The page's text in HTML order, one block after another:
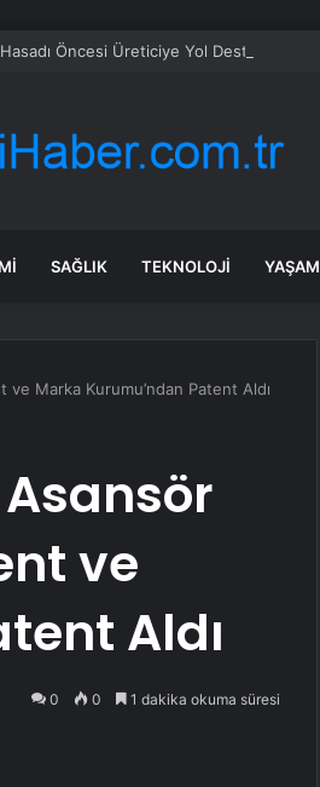
Öncesi Üreticiye Yol Desteği
SAĞLIK TEKNOLOJI YAŞAM
Marka Kurumu’ndan Patent Aldı
ve
Aldı
0 0 1 dakika okuma süresi